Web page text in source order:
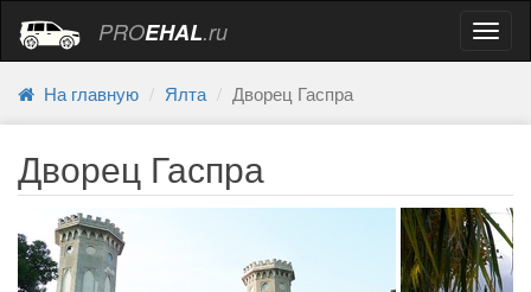
PROEHAL.ru
На главную Ялта Дворец Гаспра
Дворец Гаспра